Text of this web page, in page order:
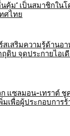
นคุ้ม’ เป็นสมาชิกใ
ศไทย
สเสริมความรู้ด้าน
ดิบ จุดประกายไอ
ก แซลมอน-เทราต์
มเพื่อผู้ประกอบการ